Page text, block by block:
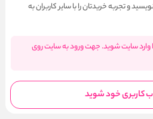
و تجربه خریدتان را با سایر کاربران به
وارد سایت شوید. جهت ورود به سایت روی
کاربری خود شوید